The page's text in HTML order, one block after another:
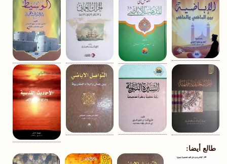
طالع أيضا